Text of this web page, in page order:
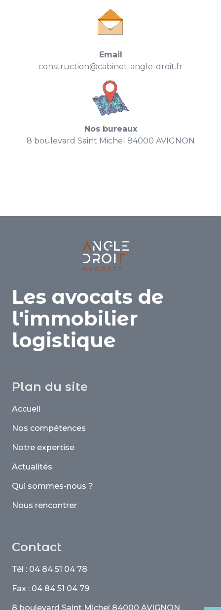
Email
construction@cabinet-angle-droit.fr
Nos bureaux
8 boulevard Saint Michel 84000 AVIGNON
Les avocats de
l'immobilier
logistique
Plan du site
Accueil
Nos compétences
Notre expertise
Actualités
Qui sommes-nous ?
Nous rencontrer
Contact
Tél : 04 84 51 04 78
Fax : 04 84 51 04 79
8 boulevard Saint Michel 84000 AVIGNON